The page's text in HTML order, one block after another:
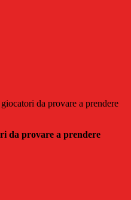
da provare a prendere
da provare a prendere